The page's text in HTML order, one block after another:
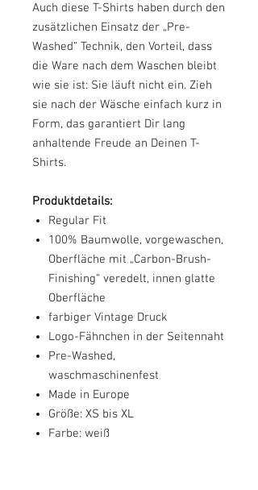
Auch diese T-Shirts haben durch den
zusätzlichen Einsatz der „Pre-
Washed“ Technik, den Vorteil, dass
die Ware nach dem Waschen bleibt
wie sie ist: Sie läuft nicht ein. Zieh
sie nach der Wäsche einfach kurz in
Form, das garantiert Dir lang
anhaltende Freude an Deinen T-
Shirts.
Produktdetails:
Regular Fit
100% Baumwolle, vorgewaschen,
Oberfläche mit „Carbon-Brush-
Finishing“ veredelt, innen glatte
Oberfläche
farbiger Vintage Druck
Logo-Fähnchen in der Seitennaht
Pre-Washed,
waschmaschinenfest
Made in Europe
Größe: XS bis XL
Farbe: weiß